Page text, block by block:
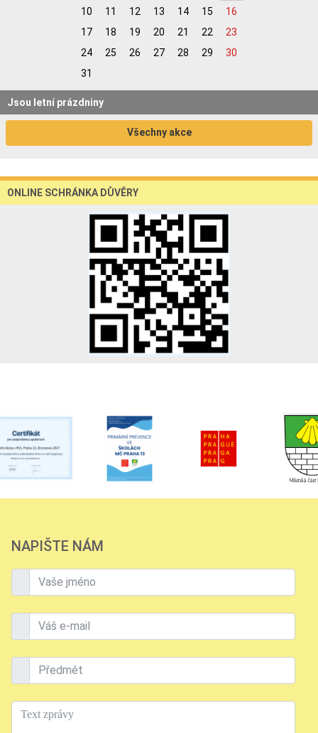
10
11 12 13 14 15
16
17
18 19 20 21 22
23
24
25 26 27 28 29
30
31
Jsou letní prázdniny
Všechny akce
ONLINE SCHRÁNKA DŮVĚRY
NAPIŠTE NÁM
Vaše jméno
Váš e-mail
Předmět
Text